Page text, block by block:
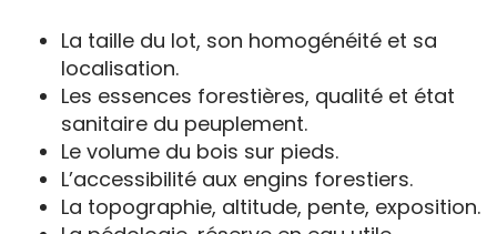
La taille du lot, son homogénéité et sa
localisation.
Les essences forestières, qualité et état
sanitaire du peuplement.
Le volume du bois sur pieds.
L’accessibilité aux engins forestiers.
La topographie, altitude, pente, exposition.